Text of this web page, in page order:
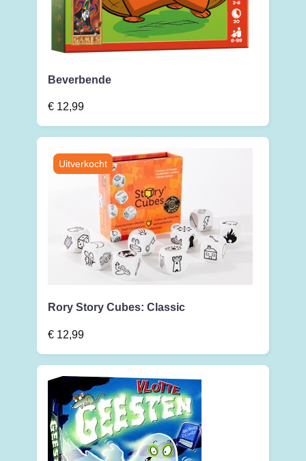
Beverbende
€ 12,99
Rory Story Cubes: Classic
€ 12,99